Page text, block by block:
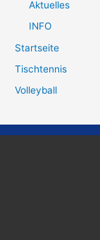
Aktuelles
INFO
Startseite
Tischtennis
Volleyball